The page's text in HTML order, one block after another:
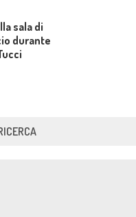
sala di
durante